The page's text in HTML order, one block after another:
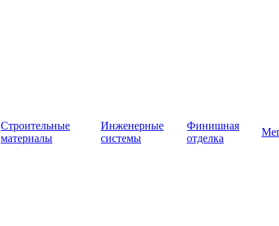
Строительные
материалы
Инженерные
системы
Финишная
отделка